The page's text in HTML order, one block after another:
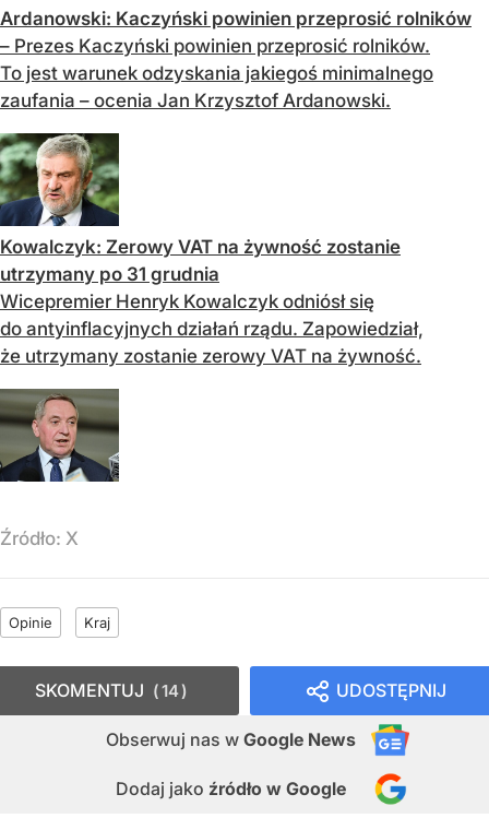
Ardanowski: Kaczyński powinien przeprosić rolników
– Prezes Kaczyński powinien przeprosić rolników.
To jest warunek odzyskania jakiegoś minimalnego
zaufania – ocenia Jan Krzysztof Ardanowski.
Kowalczyk: Zerowy VAT na żywność zostanie
utrzymany po 31 grudnia
Wicepremier Henryk Kowalczyk odniósł się
do antyinflacyjnych działań rządu. Zapowiedział,
że utrzymany zostanie zerowy VAT na żywność.
Źródło: X
Opinie Kraj
UDOSTĘPNIJ
Obserwuj nas w Google News
Dodaj jako źródło w Google
SKOMENTUJ 14